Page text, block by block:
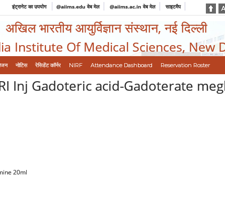
इंट्रानेट का उपयोग @aiims.edu वेब मेल @aiims.ac.in वेब मेल साइटमैप
अखिल भारतीय आयुर्विज्ञान संस्थान, नई दिल्ली
Institute Of Medical Sciences, New
नोटिस रेसिडेंट कॉर्नर NIRF Attendance Dashboard Reservation Roster
Inj Gadoteric acid-Gadoterate
20ml